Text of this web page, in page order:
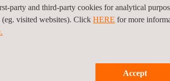
party and third-party cookies for analytical
(eg. visited websites). ClickHERE for more
Accept